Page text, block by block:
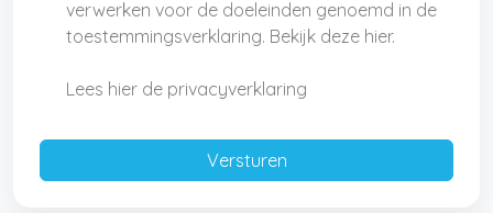
verwerken voor de doeleinden genoemd in de
toestemmingsverklaring. Bekijk deze hier.
Lees hier de privacyverklaring